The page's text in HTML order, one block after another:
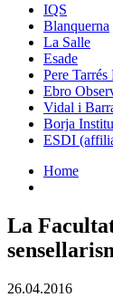
IQS
Blanquerna
La Salle
Esade
Pere
Ebro
Vidal i
Borja
ESDI
Home
La
26.04.2016